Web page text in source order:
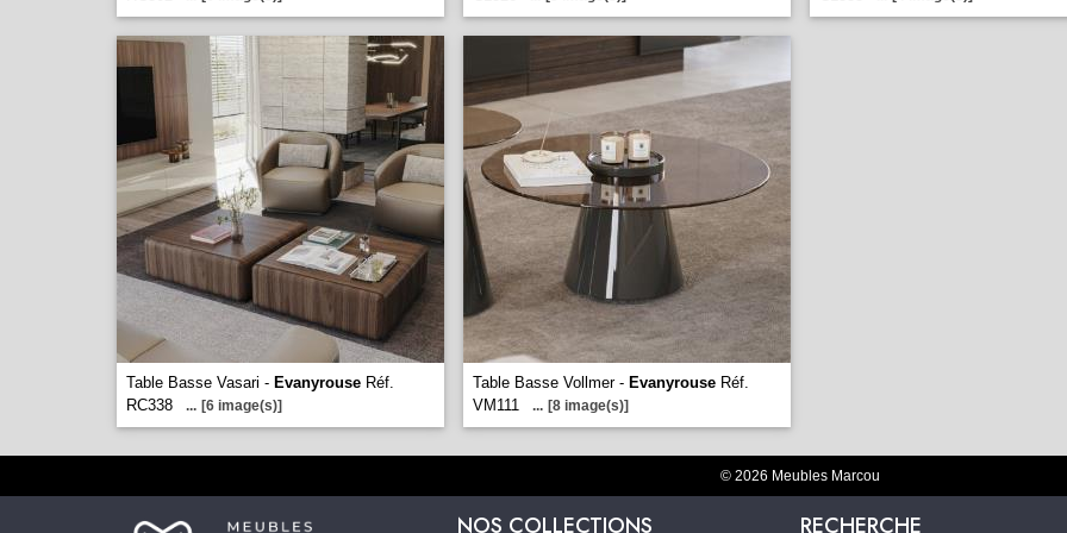
Table Basse Vasari - Evanyrouse Réf.
RC338
... [6 image(s)]
Table Basse Vollmer - Evanyrouse Réf.
VM111
... [8 image(s)]
© 2026 Meubles Marcou
NOS COLLECTIONS RECHERCHE